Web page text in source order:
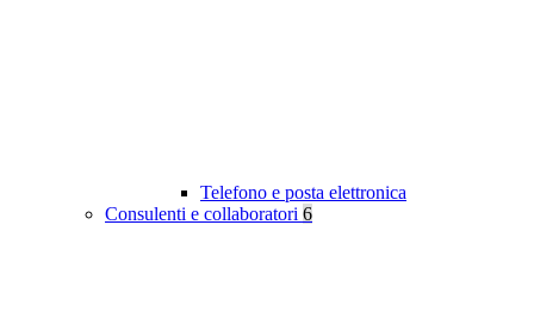
Telefono e posta elettronica
Consulenti e collaboratori 6